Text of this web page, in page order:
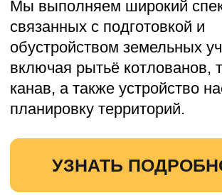
Мы аккуратно и оперативно уберём бой
кирпича с вашей территории, а затем
вывезем его на специализированные
полигоны для утилизации или хранения.
Наши специалисты обладают
необходимыми навыками и опытом для
выполнения работ любой сложности.